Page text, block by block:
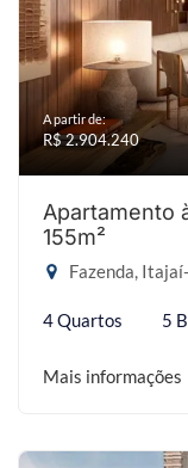
A partir de:
R$ 2.904.240
Apartamento
155m²
Fazenda,
4 Quartos 5
Mais informações